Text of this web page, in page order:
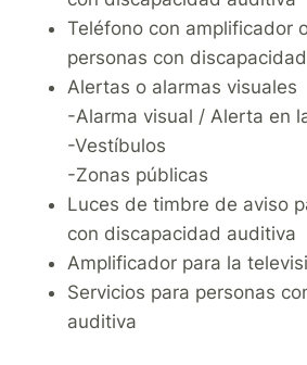
Teléfono con amplificador
personas con
Alertas o alarmas visuales
-Alarma visual / Alerta en
-Vestíbulos
-Zonas públicas
Luces de timbre de aviso
con discapacidad auditiva
Amplificador para la
Servicios para personas
auditiva